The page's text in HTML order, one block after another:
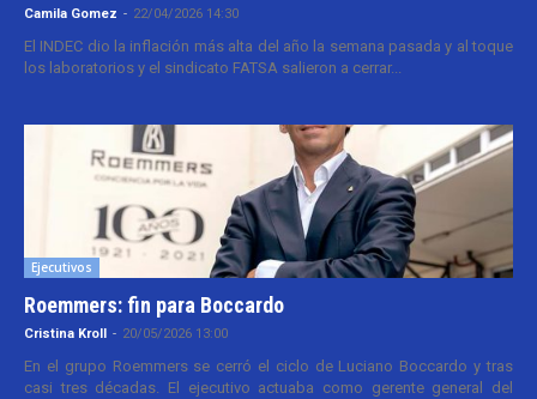
Camila Gomez - 22/04/2026 14:30
El INDEC dio la inflación más alta del año la semana pasada y al toque
los laboratorios y el sindicato FATSA salieron a cerrar...
Ejecutivos
Roemmers: fin para Boccardo
Cristina Kroll - 20/05/2026 13:00
En el grupo Roemmers se cerró el ciclo de Luciano Boccardo y tras
casi tres décadas. El ejecutivo actuaba como gerente general del